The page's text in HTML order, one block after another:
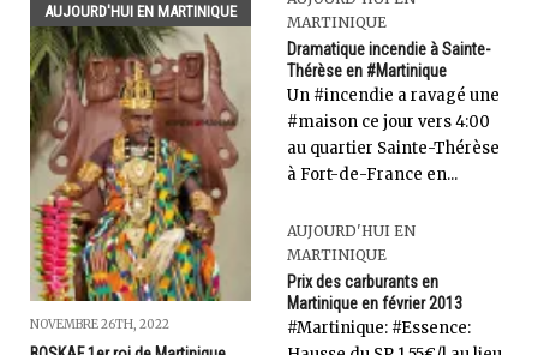
AUJOURD'HUI EN MARTINIQUE
NOVEMBRE 26TH, 2022
MARTINIQUE
Dramatique incendie à Sainte-
Thérèse en #Martinique
Un #incendie a ravagé une
#maison ce jour vers 4:00
au quartier Sainte-Thérèse
à Fort-de-France en...
AUJOURD'HUI EN
MARTINIQUE
Prix des carburants en
Martinique en février 2013
‎#Martinique: #Essence: